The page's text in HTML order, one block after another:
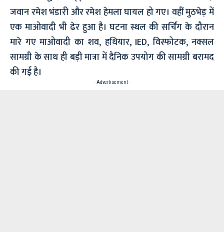
जवान रमेश भंडारी और रमेश हेमला घायल हो गए। वहीं मुठभेड़ में
एक माओवादी भी ढेर हुआ है। घटना स्थल की सर्चिंग के दौरान
मारे गए माओवादी का शव, हथियार, IED, विस्फोटक, नक्सल
सामग्री के साथ ही बड़ी मात्रा में दैनिक उपयोग की सामग्री बरामद
की गई है।
- Advertisement -